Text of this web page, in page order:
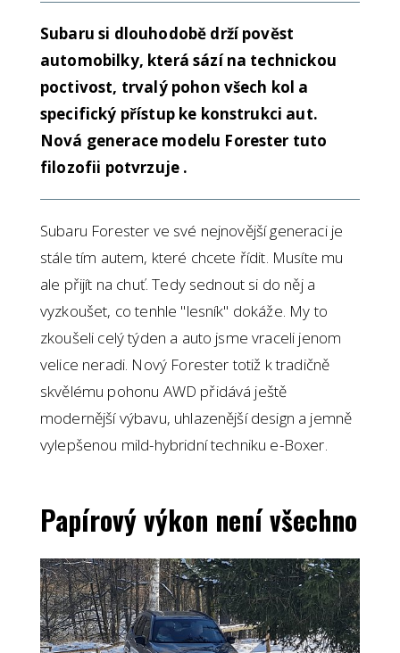
Subaru si dlouhodobě drží pověst
automobilky, která sází na technickou
poctivost, trvalý pohon všech kol a
specifický přístup ke konstrukci aut.
Nová generace modelu Forester tuto
filozofii potvrzuje .
Subaru Forester ve své nejnovější generaci je
stále tím autem, které chcete řídit. Musíte mu
ale přijít na chuť. Tedy sednout si do něj a
vyzkoušet, co tenhle "lesník" dokáže. My to
zkoušeli celý týden a auto jsme vraceli jenom
velice neradi. Nový Forester totiž k tradičně
skvělému pohonu AWD přidává ještě
modernější výbavu, uhlazenější design a jemně
vylepšenou mild-hybridní techniku e-Boxer.
Papírový výkon není všechno